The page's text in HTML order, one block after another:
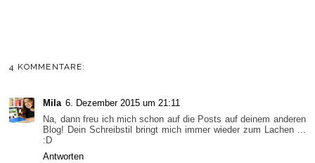
4 KOMMENTARE:
Mila 6. Dezember 2015 um 21:11
Na, dann freu ich mich schon auf die Posts auf deinem anderen
Blog! Dein Schreibstil bringt mich immer wieder zum Lachen ...
:D
Antworten